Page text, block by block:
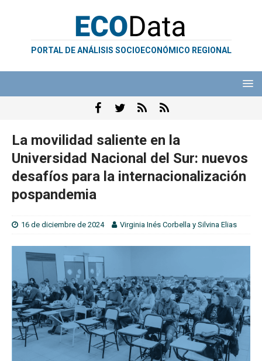
PORTAL DE ANÁLISIS SOCIOECONÓMICO REGIONAL
La movilidad saliente en la
Universidad Nacional del Sur: nuevos
desafíos para la internacionalización
pospandemia
16 de diciembre de 2024 Virginia Inés Corbella y Silvina Elias